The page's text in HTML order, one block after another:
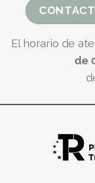
El horario de
de